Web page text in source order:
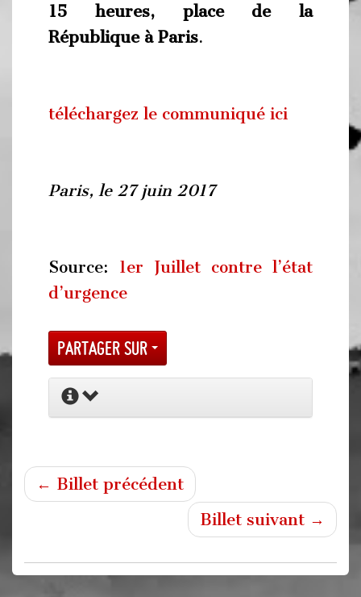
15 heures, place de la
République à Paris.
téléchargez le communiqué ici
Paris, le 27 juin 2017
Source: 1er Juillet contre l’état
d’urgence
Partager sur
← Billet précédent
Billet suivant →